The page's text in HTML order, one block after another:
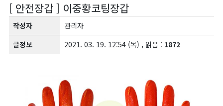
[ 안전장갑 ] 이중황코팅장갑
작성자
관리자
글정보
2021. 03. 19. 12:54 (목) , 읽음 : 1872